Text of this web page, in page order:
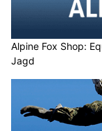
Alpine Fox Shop:
Jagd